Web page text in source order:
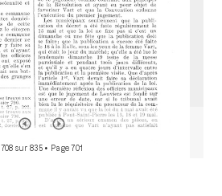
708 sur 835 • Page 701